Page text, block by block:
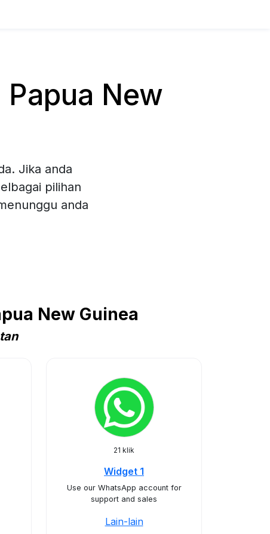
New
Jika anda
pilihan
anda
New Guinea
21 klik
Widget 1
Use our WhatsApp account for
support and sales
Lain-lain